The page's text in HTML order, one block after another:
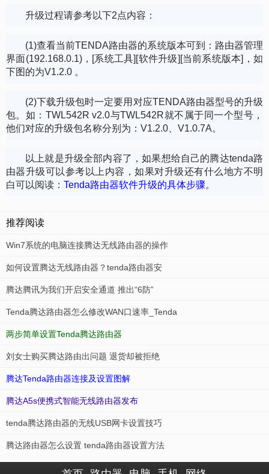
升级过程请参考以下2点内容：
(1)查看当前TENDA路由器的系统版本可到：路由器管理
界面(192.168.0.1)，[系统工具][软件升级][当前系统版本]，如
下图的为V1.2.0 。
(2)下载升级包时一定要用对应TENDA路由器型号的升级
包。如：TWL542R v2.0与TWL542R就不属于同一个型号，
他们对应的升级包名称分别为：V1.2.0、V1.0.7A。
以上就是升级全部内容了，如果想给自己的腾达tenda路
由器升级可以参考以上内容，如果对升级还有什么地方不明
白可以阅读： Tenda路由器软件升级的具体步骤。
推荐阅读
Win7系统的电脑连接腾达无线路由器的操作
如何设置腾达无线路由器？tenda路由器安
腾达腾讯为我们开启安全通道 推出“6防”
Tenda腾达路由器怎么修改WAN口速率_Tenda
两步简单设置Tenda腾达路由器
刘女士购买腾达路由出问题 退货却被拒绝
腾达Tenda路由器连接及设置图解
腾达A5s便携式智能无线路由器发布
tenda腾达路由器的无线USB网卡设置技巧
腾达路由器怎么设置 tenda路由器设置方法